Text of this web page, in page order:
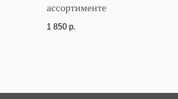
ассортименте
1 850 р.